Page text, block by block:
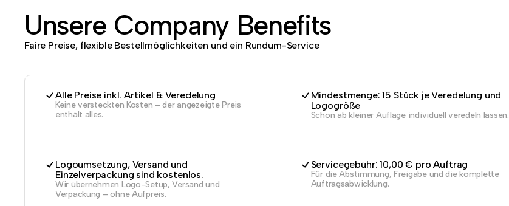
Unsere Company Benefits
Faire Preise, flexible Bestellmöglichkeiten und ein Rundum-Service
Alle Preise inkl. Artikel & Veredelung
Keine versteckten Kosten – der angezeigte Preis
enthält alles.
Mindestmenge: 15 Stück je Veredelung und
Logogröße
Schon ab kleiner Auflage individuell veredeln lassen.
Logoumsetzung, Versand und
Einzelverpackung sind kostenlos.
Wir übernehmen Logo-Setup, Versand und
Verpackung – ohne Aufpreis.
Servicegebühr: 10,00 € pro Auftrag
Für die Abstimmung, Freigabe und die komplette
Auftragsabwicklung.